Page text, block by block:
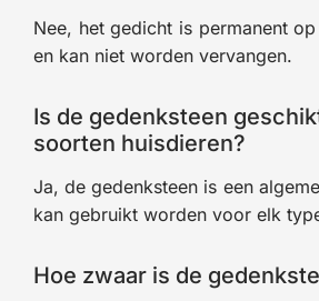
Nee, het gedicht is permanent
en kan niet worden vervangen.
Is de gedenksteen
soorten huisdieren?
Ja, de gedenksteen is een
kan gebruikt worden voor elk
Hoe zwaar is de